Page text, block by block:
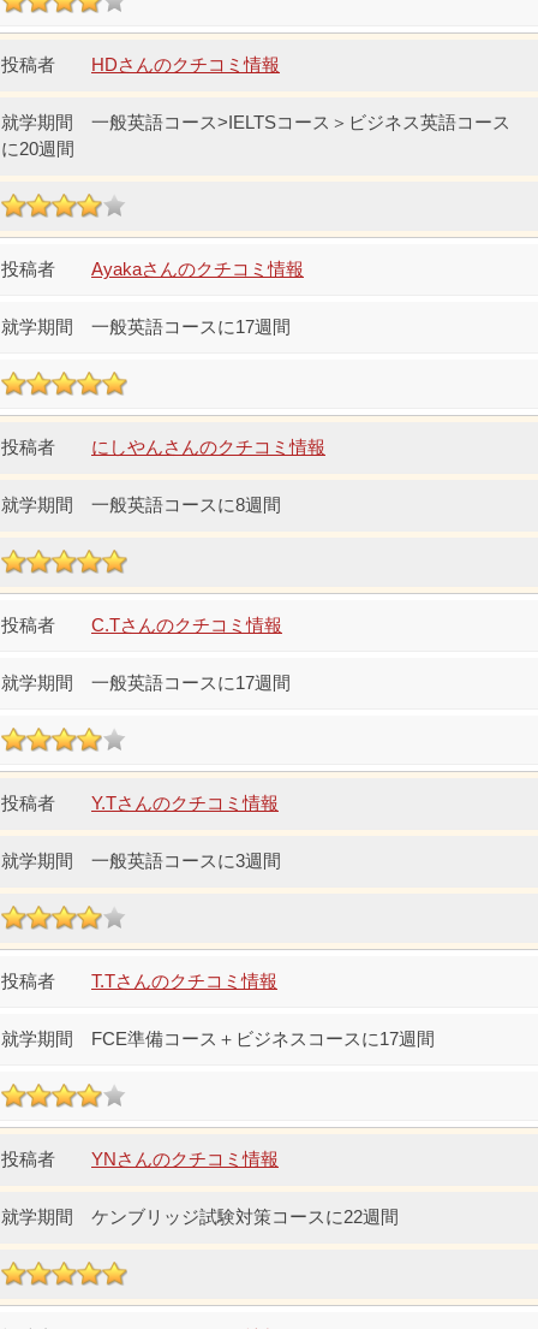
HDさんのクチコミ情報
一般英語コース>IELTSコース＞ビジネス英語コース
に20週間
Ayakaさんのクチコミ情報
一般英語コースに17週間
にしやんさんのクチコミ情報
一般英語コースに8週間
C.Tさんのクチコミ情報
一般英語コースに17週間
Y.Tさんのクチコミ情報
一般英語コースに3週間
T.Tさんのクチコミ情報
FCE準備コース＋ビジネスコースに17週間
YNさんのクチコミ情報
ケンブリッジ試験対策コースに22週間